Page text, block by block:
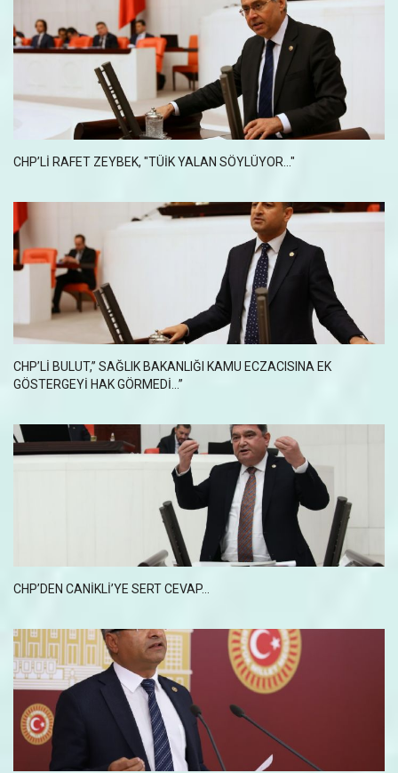
CHP’LI RAFET ZEYBEK, "TÜİK YALAN SÖYLÜYOR..."
CHP’LI BULUT,” SAĞLIK BAKANLIĞI KAMU ECZACISINA EK
GÖSTERGEYI HAK GÖRMEDI…”
CHP’DEN CANIKLI’YE SERT CEVAP...